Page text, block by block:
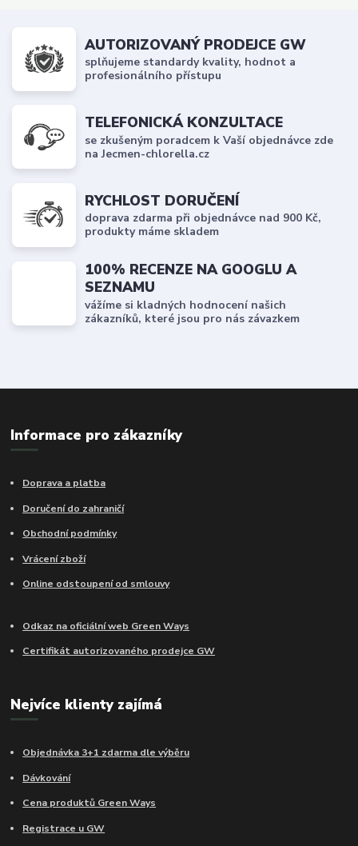
AUTORIZOVANÝ PRODEJCE GW
splňujeme standardy kvality, hodnot a
profesionálního přístupu
TELEFONICKÁ KONZULTACE
se zkušeným poradcem k Vaší objednávce zde
na Jecmen-chlorella.cz
RYCHLOST DORUČENÍ
doprava zdarma při objednávce nad 900 Kč,
produkty máme skladem
100% RECENZE NA GOOGLU A
SEZNAMU
vážíme si kladných hodnocení našich
zákazníků, které jsou pro nás závazkem
Informace pro zákazníky
Doprava a platba
Doručení do zahraničí
Obchodní podmínky
Vrácení zboží
Online odstoupení od smlouvy
Odkaz na oficiální web Green Ways
Certifikát autorizovaného prodejce GW
Nejvíce klienty zajímá
Objednávka 3+1 zdarma dle výběru
Dávkování
Cena produktů Green Ways
Registrace u GW